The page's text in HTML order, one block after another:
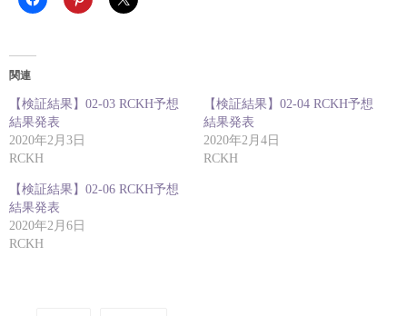
関連
【検証結果】02-03 RCKH予想
結果発表
2020年2月3日
RCKH
【検証結果】02-04 RCKH予想
結果発表
2020年2月4日
RCKH
【検証結果】02-06 RCKH予想
結果発表
2020年2月6日
RCKH